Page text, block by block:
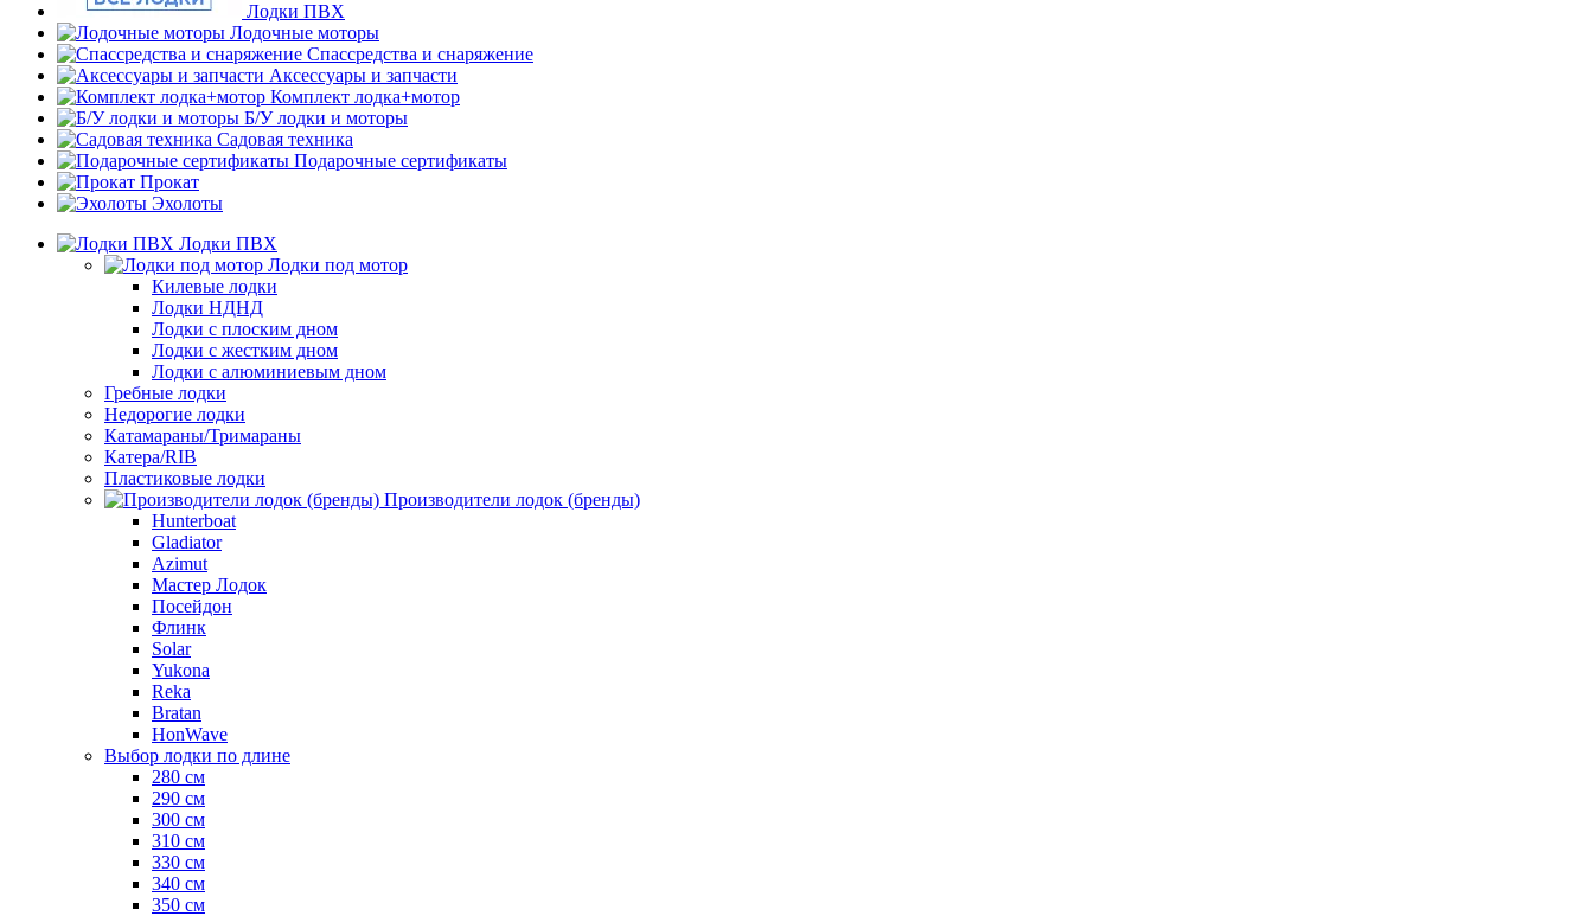
Лодки ПВХ
Лодочные моторы
Спассредства и снаряжение
Аксессуары и запчасти
Комплект лодка+мотор
Б/У лодки и моторы
Садовая техника
Подарочные сертификаты
Прокат
Эхолоты
Лодки ПВХ
Лодки под мотор
Килевые лодки
Лодки НДНД
Лодки с плоским дном
Лодки с жестким дном
Лодки с алюминиевым дном
Гребные лодки
Недорогие лодки
Катамараны/Тримараны
Катера/RIB
Пластиковые лодки
Производители лодок (бренды)
Hunterboat
Gladiator
Azimut
Мастер Лодок
Посейдон
Флинк
Solar
Yukona
Reka
Bratan
HonWave
Выбор лодки по длине
280 см
290 см
300 см
310 см
330 см
340 см
350 см